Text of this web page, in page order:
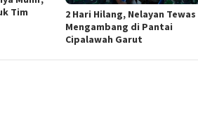
Tim
2 Hari Hilang, Nelayan Tewas
Mengambang di Pantai
Cipalawah Garut